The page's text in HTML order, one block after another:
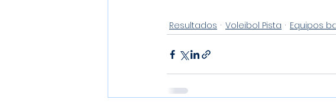
Resultados Voleibol Pista Equipos